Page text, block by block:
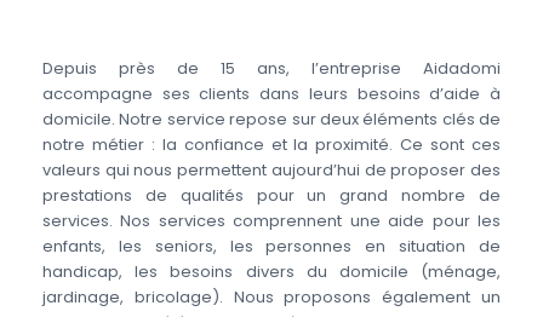
Depuis près de 15 ans, l’entreprise Aidadomi
accompagne ses clients dans leurs besoins d’aide à
domicile. Notre service repose sur deux éléments clés de
notre métier : la confiance et la proximité. Ce sont ces
valeurs qui nous permettent aujourd’hui de proposer des
prestations de qualités pour un grand nombre de
services. Nos services comprennent une aide pour les
enfants, les seniors, les personnes en situation de
handicap, les besoins divers du domicile (ménage,
jardinage, bricolage). Nous proposons également un